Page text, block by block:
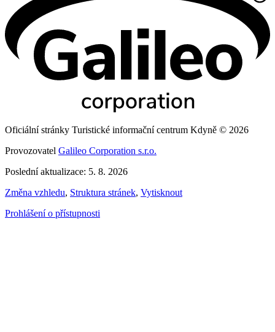
Oficiální stránky Turistické informační centrum Kdyně © 2026
Provozovatel Galileo Corporation s.r.o.
Poslední aktualizace: 5. 8. 2026
Změna vzhledu, Struktura stránek, Vytisknout
Prohlášení o přístupnosti